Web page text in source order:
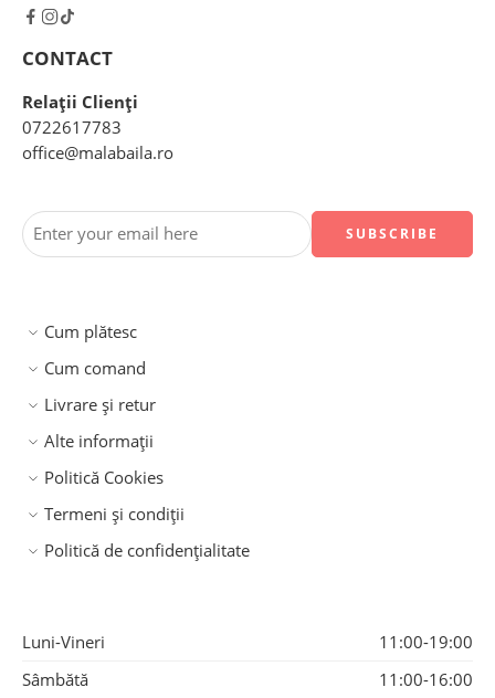
CONTACT
Relații Clienți
0722617783
office@malabaila.ro
Cum plătesc
Cum comand
Livrare și retur
Alte informații
Politică Cookies
Termeni și condiții
Politică de confidențialitate
Luni-Vineri
11:00-19:00
Sâmbătă
11:00-16:00